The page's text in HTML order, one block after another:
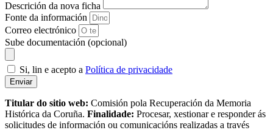
Descrición da nova ficha
Fonte da información
Correo electrónico
Sube documentación (opcional)
Si, lin e acepto a Política de privacidade
Enviar
Titular do sitio web: Comisión pola Recuperación da Memoria
Histórica da Coruña. Finalidade: Procesar, xestionar e responder ás
solicitudes de información ou comunicacións realizadas a través